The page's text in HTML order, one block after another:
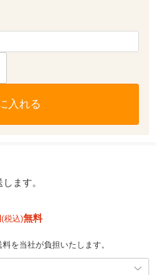
入れる
ます。
(税込)無料
を当社が負担いたします。